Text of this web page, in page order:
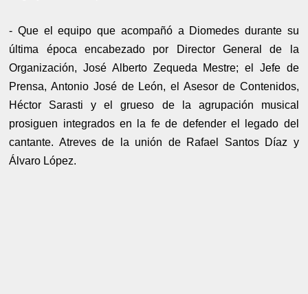
- Que el equipo que acompañó a Diomedes durante su
última época encabezado por Director General de la
Organización, José Alberto Zequeda Mestre; el Jefe de
Prensa, Antonio José de León, el Asesor de Contenidos,
Héctor Sarasti y el grueso de la agrupación musical
prosiguen integrados en la fe de defender el legado del
cantante. Atreves de la unión de Rafael Santos Díaz y
Álvaro López.